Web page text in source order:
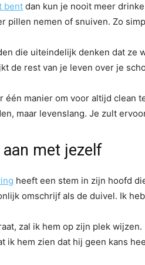
bent dan kun je nooit meer
pillen nemen of snuiven. Zo
die uiteindelijk denken dat ze
de rest van je leven over je
één manier om voor altijd clean
maar levenslang. Je zult
met jezelf
heeft een stem in zijn hoofd
omschrijf als de duivel. Ik
zal ik hem op zijn plek
ik hem zien dat hij geen kans